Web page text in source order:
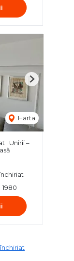
Harta
Next
| Unirii –
1980